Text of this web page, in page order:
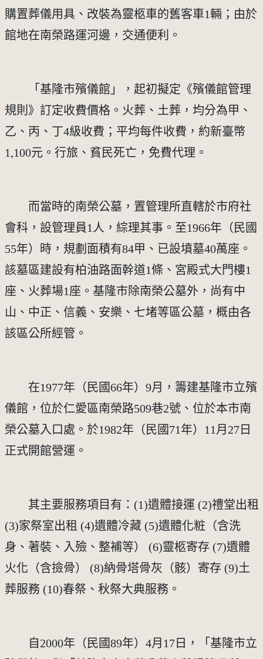
購置葬儀用具、改裝為靈柩車的舊客車1輛；由於
館地在南榮路運河邊，交通便利。
「基隆市殯儀館」，起初擬定《殯儀館管理
規則》訂定收費價格。火葬、土葬，均分為甲、
乙、丙、丁4級收費；平均每件收費，約新臺幣
1,100元。行旅、貧民死亡，免費代理。
而當時的南榮公墓，置管理所直轄於市府社
會科，設管理員1人，綜理其事。至1966年（民國
55年）時，規劃面積有84甲、已設墳墓40萬座。
該墓區建設有柏油路面幹道1條、宮殿式大門樓1
座、火葬場1座。基隆市除南榮公墓外，尚有中
山、中正、信義、安樂、七堵等區公墓，概由各
該區公所經管。
在1977年（民國66年）9月，籌建基隆市立殯
儀館，位於仁愛區南榮路509巷2號、位於本市南
榮公墓入口處。於1982年（民國71年）11月27日
正式開館營運。
其主要服務項目有：(1)遺體接運 (2)禮堂出租
(3)家祭室出租 (4)遺體冷藏 (5)遺體化粧（含洗
身、著裝、入殮、整補等） (6)靈柩寄存 (7)遺體
火化（含撿骨） (8)納骨塔骨灰（骸）寄存 (9)土
葬服務 (10)春祭、秋祭大典服務。
自2000年（民國89年）4月17日，「基隆市立